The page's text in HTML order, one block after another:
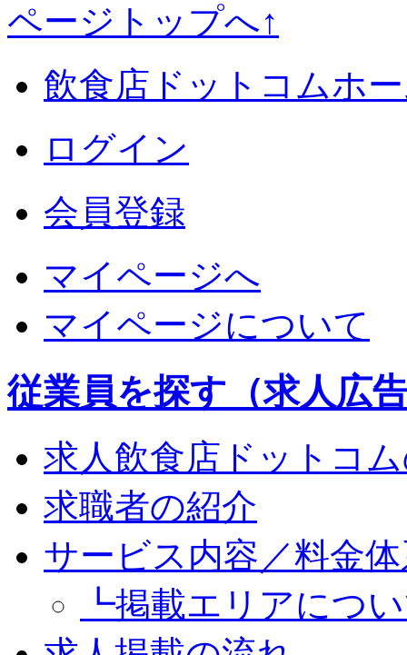
ページトップへ↑
飲食店ドットコムホ
ログイン
会員登録
マイページへ
マイページについて
従業員を探す（求人広
求人飲食店ドットコ
求職者の紹介
サービス内容／料金
┗掲載エリアにつ